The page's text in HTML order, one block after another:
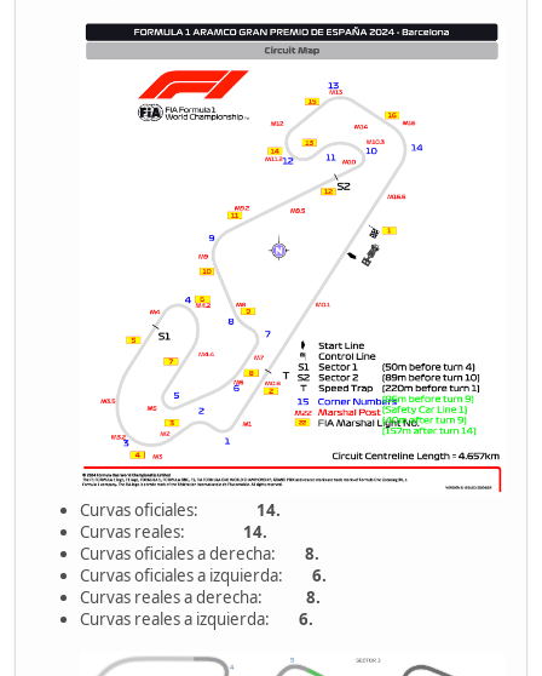
Curvas oficiales: 14.
Curvas reales: 14.
Curvas oficiales a derecha: 8.
Curvas oficiales a izquierda: 6.
Curvas reales a derecha: 8.
Curvas reales a izquierda: 6.